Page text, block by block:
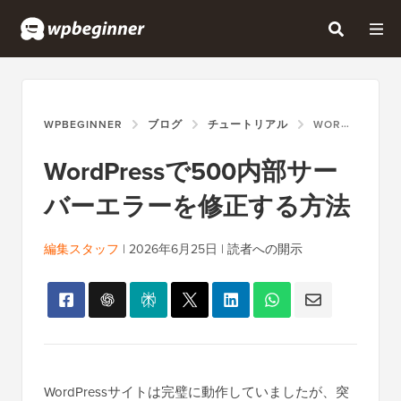
WPBEGINNER ブログ チュートリアル WORDPRESSで500内部サーバーエラーを修正する方法
WordPressで500内部サー
バーエラーを修正する方法
編集スタッフ | 2026年6月25日 | 読者への開示
WordPressサイトは完璧に動作していましたが、突